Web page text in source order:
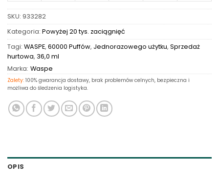
SKU: 933282
Kategoria: Powyżej 20 tys. zaciągnięć
Tagi: WASPE, 60000 Puffów, Jednorazowego użytku, Sprzedaż
hurtowa, 36,0 ml
Marka: Waspe
Zalety: 100% gwarancja dostawy, brak problemów celnych, bezpieczna i
możliwa do śledzenia logistyka.
OPIS